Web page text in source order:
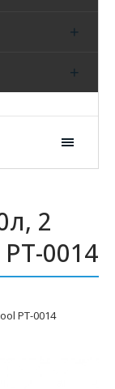
2
0014
PT-0014